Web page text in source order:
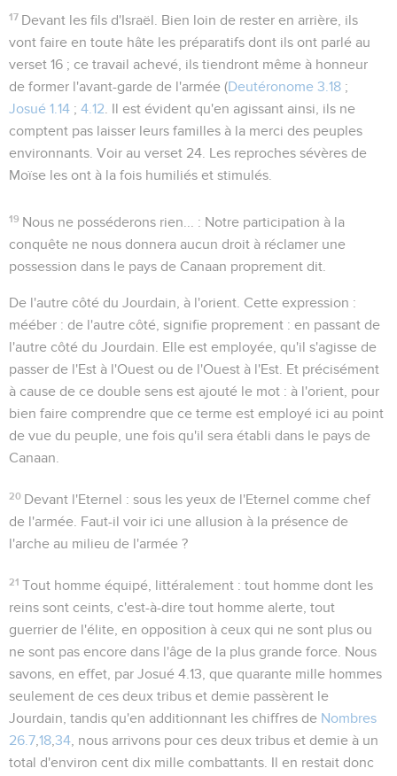
17 Devant les fils d'Israël . Bien loin de rester en arrière, ils
vont faire en toute hâte les préparatifs dont ils ont parlé au
verset 16 ; ce travail achevé, ils tiendront même à honneur
de former l'avant-garde de l'armée (Deutéronome 3.18 ;
Josué 1.14 ; 4.12 . Il est évident qu'en agissant ainsi, ils ne
comptent pas laisser leurs familles à la merci des peuples
environnants. Voir au verset 24. Les reproches sévères de
Moïse les ont à la fois humiliés et stimulés.
19 Nous ne posséderons rien...
: Notre participation à la
conquête ne nous donnera aucun droit à réclamer une
possession dans le pays de Canaan proprement dit.
De l'autre côté du Jourdain, à l'orient . Cette expression :
mééber : de l'autre côté , signifie proprement : en passant de
l'autre côté du Jourdain . Elle est employée, qu'il s'agisse de
passer de l'Est à l'Ouest ou de l'Ouest à l'Est. Et précisément
à cause de ce double sens est ajouté le mot : à l'orient , pour
bien faire comprendre que ce terme est employé ici au point
de vue du peuple, une fois qu'il sera établi dans le pays de
Canaan.
20 Devant l'Eternel : sous les yeux de l'Eternel comme chef
de l'armée. Faut-il voir ici une allusion à la présence de
l'arche au milieu de l'armée ?
21 Tout homme équipé , littéralement : tout homme dont les
reins sont ceints, c'est-à-dire tout homme alerte, tout
guerrier de l'élite, en opposition à ceux qui ne sont plus ou
ne sont pas encore dans l'âge de la plus grande force. Nous
savons, en effet, par Josué 4.13 , que quarante mille hommes
seulement de ces deux tribus et demie passèrent le
Jourdain, tandis qu'en additionnant les chiffres de Nombres
26.7 18 34 , nous arrivons pour ces deux tribus et demie à un
total d'environ cent dix mille combattants. Il en restait donc